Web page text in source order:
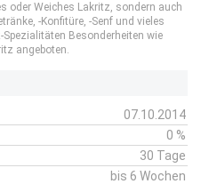
oder Weiches Lakritz, sondern auch
-Konfitüre, -Senf und vieles
Besonderheiten wie
angeboten.
07.10.2014
0 %
30 Tage
bis 6 Wochen